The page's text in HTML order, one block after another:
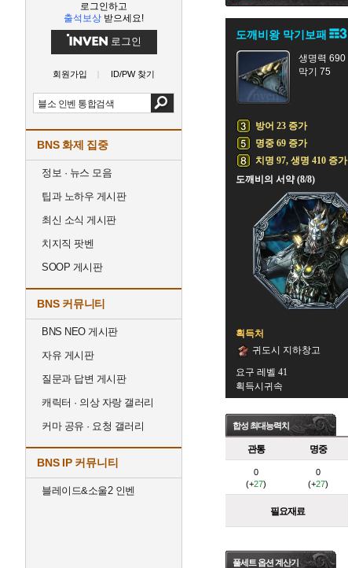
로그인하고
출석보상 받으세요!
로그인
회원가입 ID/PW 찾기
BNS 화제 집중
정보 · 뉴스 모음
팁과 노하우 게시판
최신 소식 게시판
치지직 팟벤
SOOP 게시판
BNS 커뮤니티
BNS NEO 게시판
자유 게시판
질문과 답변 게시판
캐릭터 · 의상 자랑 갤러리
커마 공유 · 요청 갤러리
BNS IP 커뮤니티
블레이드&소울2 인벤
도깨비왕 막기보패
생명력 690
막기 75
방어 23 증가
명중 69 증가
치명 97, 생명 410 증가
도깨비의 서약 (8/8)
획득처
귀도시 지하창고
요구 레벨 41
획득시귀속
합성 최대능력치
관통 명중
0
(+27)
0
(+27)
필요재료
풀세트 옵션 계산기